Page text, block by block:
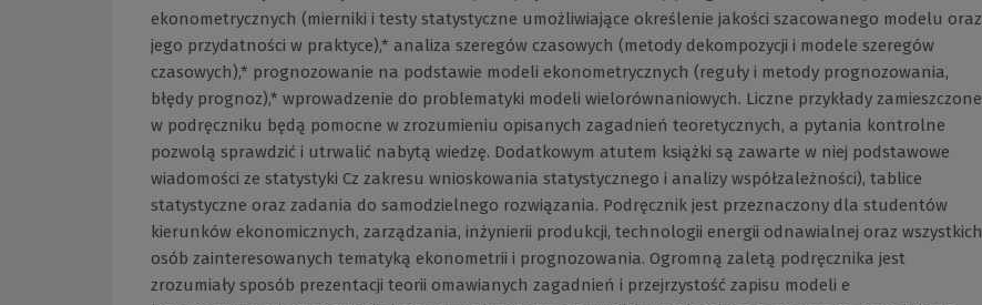
ekonometrycznych (mierniki i testy statystyczne umożliwiające określenie jakości szacowanego modelu oraz
jego przydatności w praktyce),* analiza szeregów czasowych (metody dekompozycji i modele szeregów
czasowych),* prognozowanie na podstawie modeli ekonometrycznych (reguły i metody prognozowania,
błędy prognoz),* wprowadzenie do problematyki modeli wielorównaniowych. Liczne przykłady zamieszczone
w podręczniku będą pomocne w zrozumieniu opisanych zagadnień teoretycznych, a pytania kontrolne
pozwolą sprawdzić i utrwalić nabytą wiedzę. Dodatkowym atutem książki są zawarte w niej podstawowe
wiadomości ze statystyki Cz zakresu wnioskowania statystycznego i analizy współzależności), tablice
statystyczne oraz zadania do samodzielnego rozwiązania. Podręcznik jest przeznaczony dla studentów
kierunków ekonomicznych, zarządzania, inżynierii produkcji, technologii energii odnawialnej oraz wszystkich
osób zainteresowanych tematyką ekonometrii i prognozowania. Ogromną zaletą podręcznika jest
zrozumiały sposób prezentacji teorii omawianych zagadnień i przejrzystość zapisu modeli e